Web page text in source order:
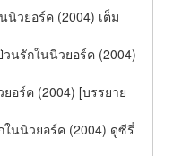
วยอร์ค (2004) เต็ม
นรักในนิวยอร์ค (2004)
อร์ค (2004) [บรรยาย
นนิวยอร์ค (2004) ดูซีรี่